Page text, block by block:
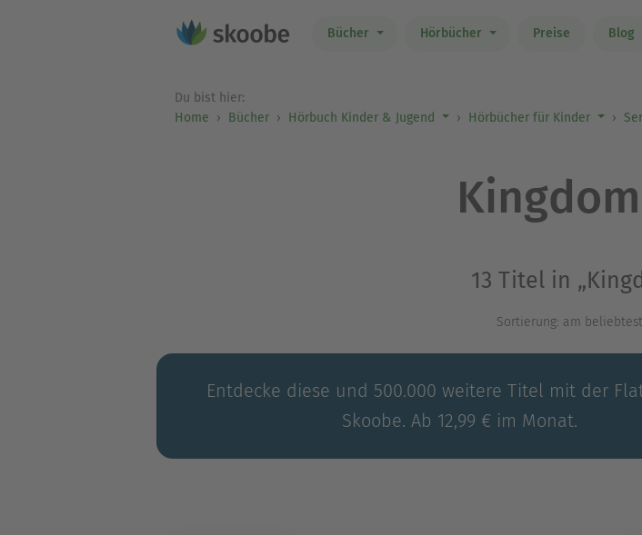
Bücher Hörbücher Preise Blog
Du bist hier:
Home
Bücher Hörbuch Kinder & Jugend Hörbücher für Kinder
13 Titel in
Sortierung: am
Entdecke diese und 500.000 weitere Titel mit der
Skoobe. Ab 12,99 € im Monat.